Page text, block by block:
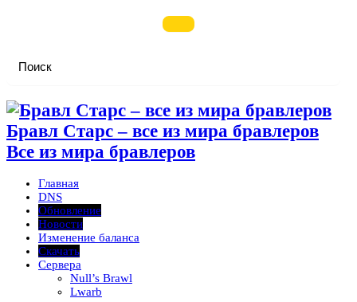
Бравл Старс – все из мира бравлеров
Все из мира бравлеров
Главная
DNS
Обновление
Новости
Изменение баланса
Скачать
Сервера
Null’s Brawl
Lwarb